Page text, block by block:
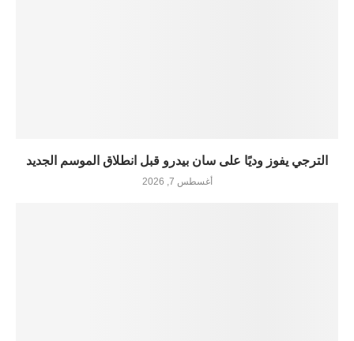
الترجي يفوز وديًا على سان بيدرو قبل انطلاق الموسم الجديد
أغسطس 7, 2026